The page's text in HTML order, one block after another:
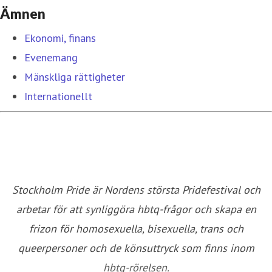
Ämnen
Ekonomi, finans
Evenemang
Mänskliga rättigheter
Internationellt
Stockholm Pride är Nordens största Pridefestival och
arbetar för att synliggöra hbtq-frågor och skapa en
frizon för homosexuella, bisexuella, trans och
queerpersoner och de könsuttryck som finns inom
hbtq-rörelsen.